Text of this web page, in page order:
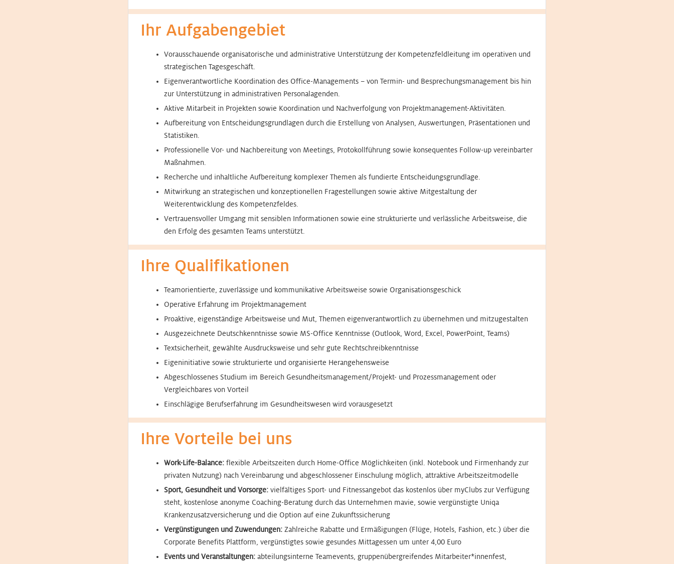
Ihr Aufgabengebiet
Vorausschauende organisatorische und administrative Unterstützung der Kompetenzfeldleitung im operativen und
strategischen Tagesgeschäft.
Eigenverantwortliche Koordination des Office-Managements – von Termin- und Besprechungsmanagement bis hin
zur Unterstützung in administrativen Personalagenden.
Aktive Mitarbeit in Projekten sowie Koordination und Nachverfolgung von Projektmanagement-Aktivitäten.
Aufbereitung von Entscheidungsgrundlagen durch die Erstellung von Analysen, Auswertungen, Präsentationen und
Statistiken.
Professionelle Vor- und Nachbereitung von Meetings, Protokollführung sowie konsequentes Follow-up vereinbarter
Maßnahmen.
Recherche und inhaltliche Aufbereitung komplexer Themen als fundierte Entscheidungsgrundlage.
Mitwirkung an strategischen und konzeptionellen Fragestellungen sowie aktive Mitgestaltung der
Weiterentwicklung des Kompetenzfeldes.
Vertrauensvoller Umgang mit sensiblen Informationen sowie eine strukturierte und verlässliche Arbeitsweise, die
den Erfolg des gesamten Teams unterstützt.
Ihre Qualifikationen
Teamorientierte, zuverlässige und kommunikative Arbeitsweise sowie Organisationsgeschick
Operative Erfahrung im Projektmanagement
Proaktive, eigenständige Arbeitsweise und Mut, Themen eigenverantwortlich zu übernehmen und mitzugestalten
Ausgezeichnete Deutschkenntnisse sowie MS-Office Kenntnisse (Outlook, Word, Excel, PowerPoint, Teams)
Textsicherheit, gewählte Ausdrucksweise und sehr gute Rechtschreibkenntnisse
Eigeninitiative sowie strukturierte und organisierte Herangehensweise
Abgeschlossenes Studium im Bereich Gesundheitsmanagement/Projekt- und Prozessmanagement oder
Vergleichbares von Vorteil
Einschlägige Berufserfahrung im Gesundheitswesen wird vorausgesetzt
Ihre Vorteile bei uns
Work-Life-Balance: flexible Arbeitszeiten durch Home-Office Möglichkeiten (inkl. Notebook und Firmenhandy zur
privaten Nutzung) nach Vereinbarung und abgeschlossener Einschulung möglich, attraktive Arbeitszeitmodelle
Sport, Gesundheit und Vorsorge: vielfältiges Sport- und Fitnessangebot das kostenlos über myClubs zur Verfügung
steht, kostenlose anonyme Coaching-Beratung durch das Unternehmen mavie, sowie vergünstigte Uniqa
Krankenzusatzversicherung und die Option auf eine Zukunftssicherung
Vergünstigungen und Zuwendungen: Zahlreiche Rabatte und Ermäßigungen (Flüge, Hotels, Fashion, etc.) über die
Corporate Benefits Plattform, vergünstigtes sowie gesundes Mittagessen um unter 4,00 Euro
Events und Veranstaltungen: abteilungsinterne Teamevents, gruppenübergreifendes Mitarbeiter*innenfest,